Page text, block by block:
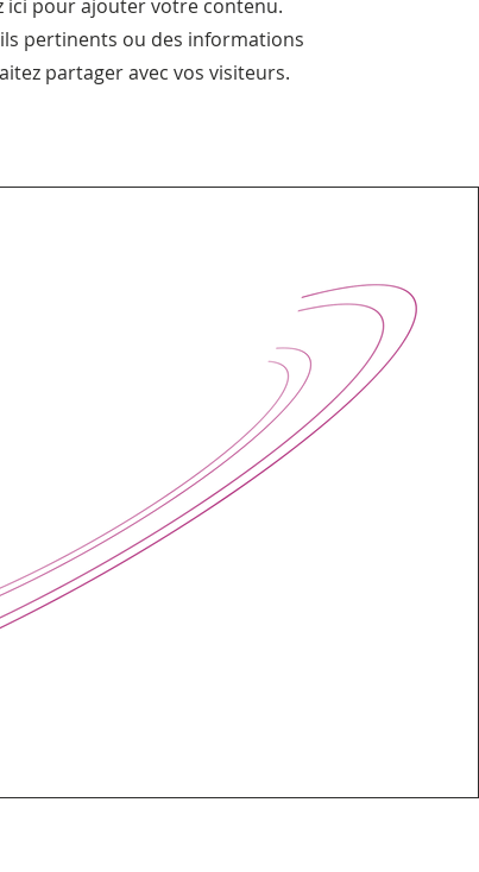
ici pour ajouter votre contenu.
pertinents ou des informations
partager avec vos visiteurs.